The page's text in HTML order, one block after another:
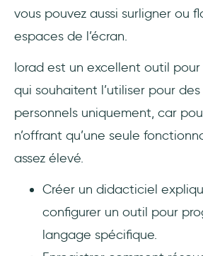
vous pouvez aussi surligner ou
espaces de l’écran.
Iorad est un excellent outil
qui souhaitent l’utiliser pour
personnels uniquement, car
n’offrant qu’une seule
assez élevé.
Créer un didacticiel
configurer un outil pour
langage spécifique.